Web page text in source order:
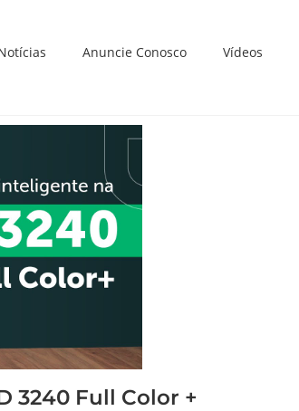
Anuncie Conosco Vídeos
3240 Full Color +